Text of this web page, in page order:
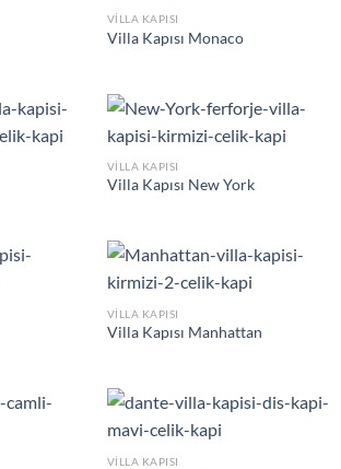
VILLA KAPISI
Villa Kapısı Monaco
VILLA KAPISI
Villa Kapısı New York
VILLA KAPISI
Villa Kapısı Manhattan
VILLA KAPISI